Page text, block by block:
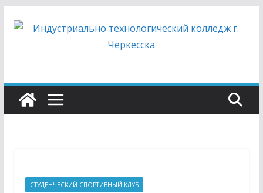
СТУДЕНЧЕСКИЙ СПОРТИВНЫЙ КЛУБ